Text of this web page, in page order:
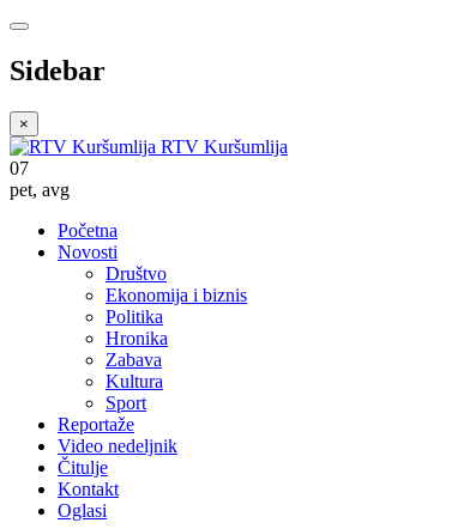
Sidebar
×
RTV Kuršumlija
07
pet, avg
Početna
Novosti
Društvo
Ekonomija i biznis
Politika
Hronika
Zabava
Kultura
Sport
Reportaže
Video nedeljnik
Čitulje
Kontakt
Oglasi